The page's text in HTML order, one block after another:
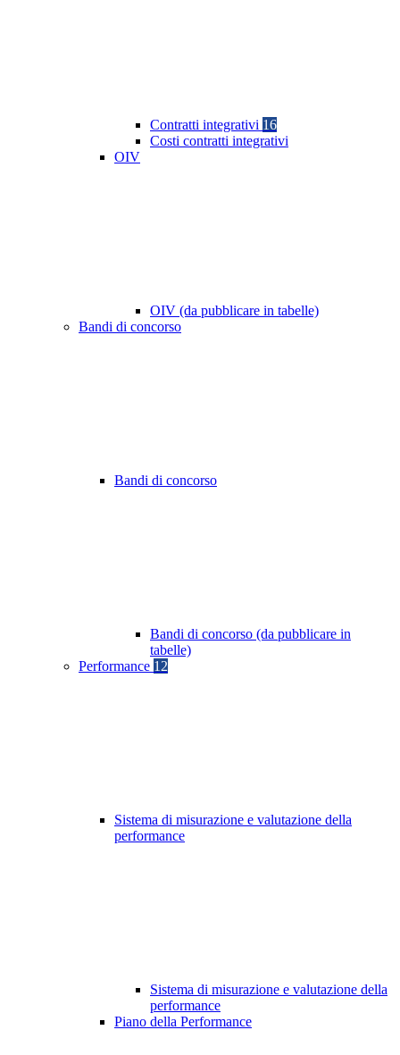
Contratti integrativi 16
Costi contratti integrativi
OIV
OIV (da pubblicare in tabelle)
Bandi di concorso
Bandi di concorso
Bandi di concorso (da pubblicare in
tabelle)
Performance 12
Sistema di misurazione e valutazione della
performance
Sistema di misurazione e valutazione della
performance
Piano della Performance